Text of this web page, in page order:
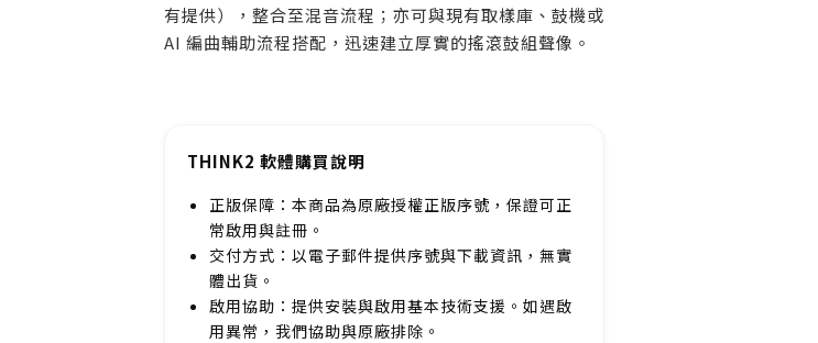
有提供），整合至混音流程；亦可與現有取樣庫、鼓機或
AI 編曲輔助流程搭配，迅速建立厚實的搖滾鼓組聲像。
THINK2 軟體購買說明
正版保障：本商品為原廠授權正版序號，保證可正
常啟用與註冊。
交付方式：以電子郵件提供序號與下載資訊，無實
體出貨。
啟用協助：提供安裝與啟用基本技術支援。如遇啟
用異常，我們協助與原廠排除。